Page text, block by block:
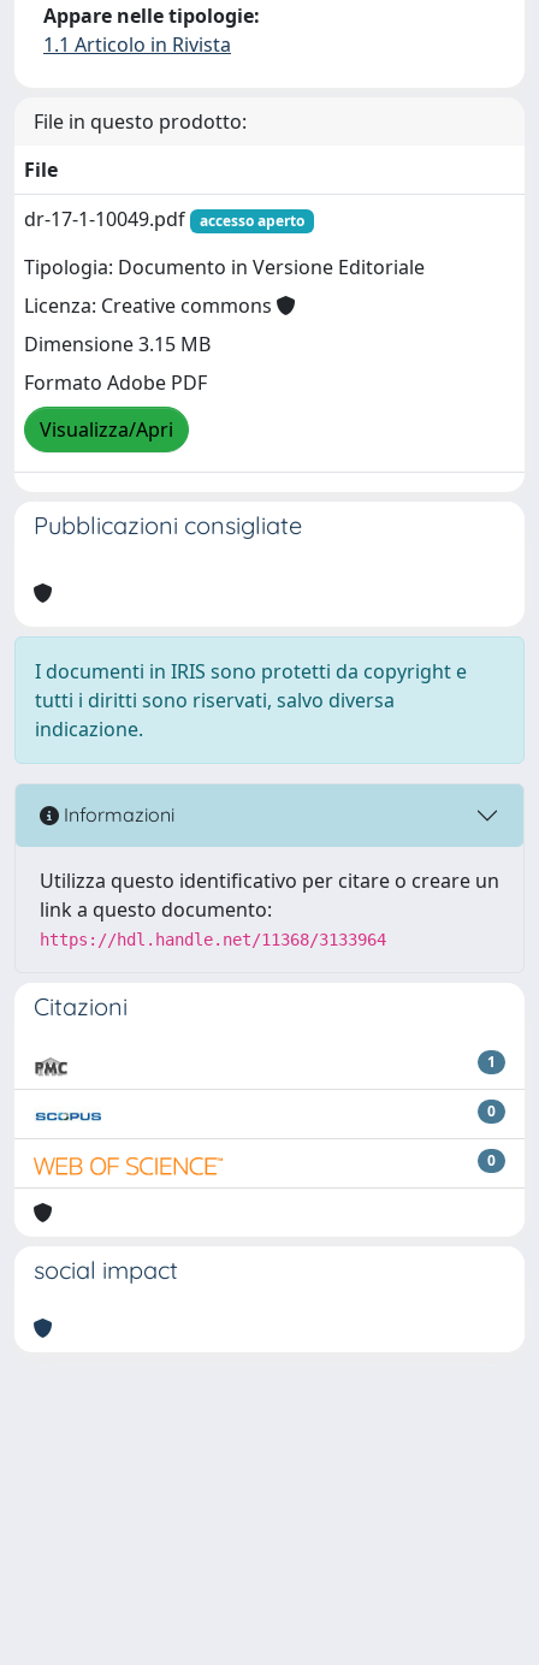
Appare nelle tipologie:
1.1 Articolo in Rivista
File in questo prodotto:
File
dr-17-1-10049.pdf
accesso aperto
Tipologia: Documento in Versione Editoriale
Licenza: Creative commons
Dimensione 3.15 MB
Formato Adobe PDF
Visualizza/Apri
Pubblicazioni consigliate
I documenti in IRIS sono protetti da copyright e
tutti i diritti sono riservati, salvo diversa
indicazione.
Informazioni
Utilizza questo identificativo per citare o creare un
link a questo documento:
https://hdl.handle.net/11368/3133964
Citazioni
1
0
0
social impact